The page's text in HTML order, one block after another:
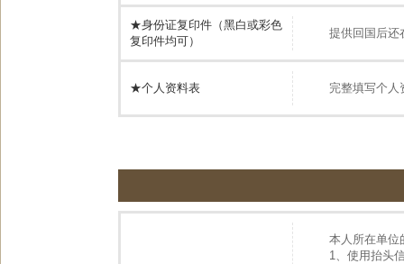
★身份证复印件（黑白或彩色
复印件均可）
提供回国后还
★个人资料表 完整填写个人
本人所在单
1、使用抬头